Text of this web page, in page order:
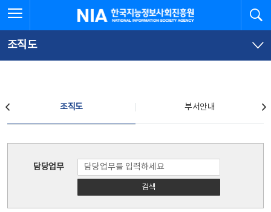
문
로
가
체
뉴
바
가
한국지능정보사회진흥원
조직도
조직도 부서안내
담당업무
검색